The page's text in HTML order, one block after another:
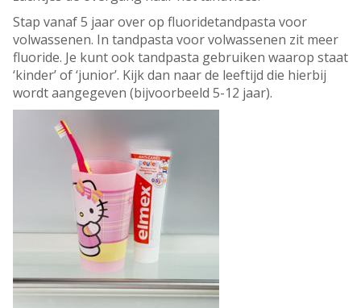
Stap vanaf 5 jaar over op fluoridetandpasta voor
volwassenen. In tandpasta voor volwassenen zit meer
fluoride. Je kunt ook tandpasta gebruiken waarop staat
‘kinder’ of ‘junior’. Kijk dan naar de leeftijd die hierbij
wordt aangegeven (bijvoorbeeld 5-12 jaar).